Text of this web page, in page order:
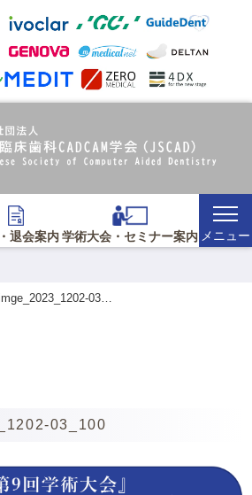
退会案内学術大会・セミナー案内 メニュー
03…
03_100